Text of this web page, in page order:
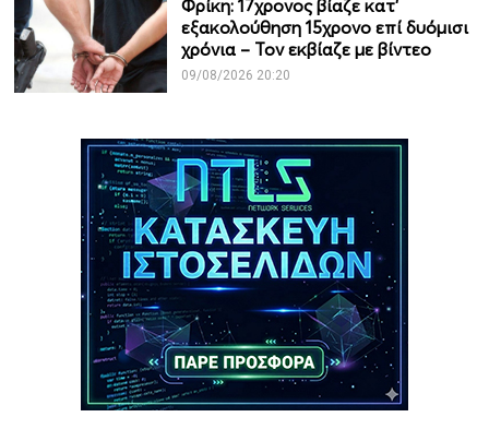
Φρίκη: 17χρονος βίαζε κατ’
εξακολούθηση 15χρονο επί δυόμισι
χρόνια – Τον εκβίαζε με βίντεο
09/08/2026 20:20